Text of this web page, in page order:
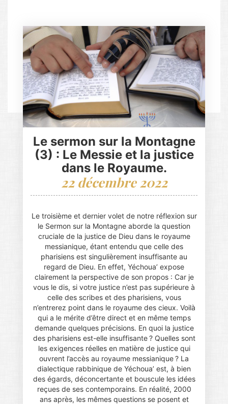
Le sermon sur la Montagne
(3) : Le Messie et la justice
dans le Royaume.
22 décembre 2022
Le troisième et dernier volet de notre réflexion sur
le Sermon sur la Montagne aborde la question
cruciale de la justice de Dieu dans le royaume
messianique, étant entendu que celle des
pharisiens est singulièrement insuffisante au
regard de Dieu. En effet, Yéchoua’ expose
clairement la perspective de son propos : Car je
vous le dis, si votre justice n’est pas supérieure à
celle des scribes et des pharisiens, vous
n’entrerez point dans le royaume des cieux. Voilà
qui a le mérite d’être direct et en même temps
demande quelques précisions. En quoi la justice
des pharisiens est-elle insuffisante ? Quelles sont
les exigences réelles en matière de justice qui
ouvrent l’accès au royaume messianique ? La
dialectique rabbinique de Yéchoua’ est, à bien
des égards, déconcertante et bouscule les idées
reçues de ses contemporains. En réalité, 2000
ans après, les mêmes questions se posent et